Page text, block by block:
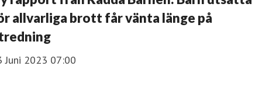
allvarliga brott får vänta länge på
Juni 2023 07:00